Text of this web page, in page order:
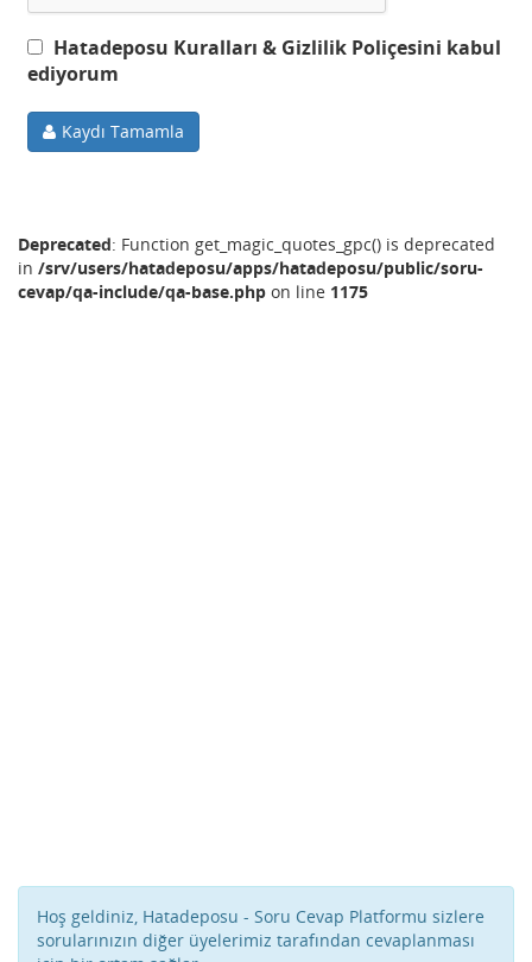
Hatadeposu Kuralları & Gizlilik Poliçesini kabul
ediyorum
Kaydı Tamamla
Deprecated: Function get_magic_quotes_gpc() is deprecated
in /srv/users/hatadeposu/apps/hatadeposu/public/soru-
cevap/qa-include/qa-base.php on line 1175
Hoş geldiniz, Hatadeposu - Soru Cevap Platformu sizlere
sorularınızın diğer üyelerimiz tarafından cevaplanması